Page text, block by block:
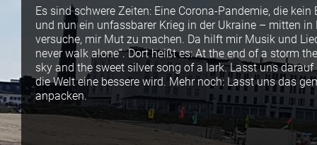
Es sind schwere Zeiten: Eine Corona-Pandemie, die kein
und nun ein unfassbarer Krieg in der Ukraine – mitten in
versuche, mir Mut zu machen. Da hilft mir Musik und
never walk alone“. Dort heißt es: At the end of a storm
sky and the sweet silver song of a lark. Lasst uns darauf
die Welt eine bessere wird. Mehr noch: Lasst uns das
anpacken.